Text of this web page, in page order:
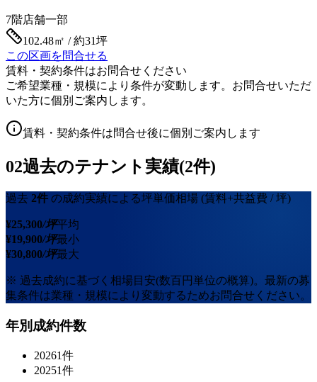
7階店舗一部
102.48㎡ / 約31坪
この区画を問合せる
賃料・契約条件はお問合せください
ご希望業種・規模により条件が変動します。お問合せいただ
いた方に個別ご案内します。
賃料・契約条件は問合せ後に個別ご案内します
02過去のテナント実績(2件)
過去 2件 の成約実績による坪単価相場 (賃料+共益費 / 坪)
¥25,300/坪平均
¥19,900/坪最小
¥30,800/坪最大
※ 過去成約に基づく相場目安(数百円単位の概算)。最新の募
集条件は業種・規模により変動するためお問合せください。
年別成約件数
20261件
20251件